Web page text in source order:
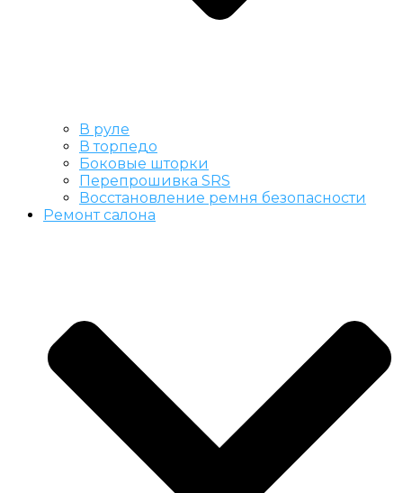
В руле
В торпедо
Боковые шторки
Перепрошивка SRS
Восстановление ремня безопасности
Ремонт салона